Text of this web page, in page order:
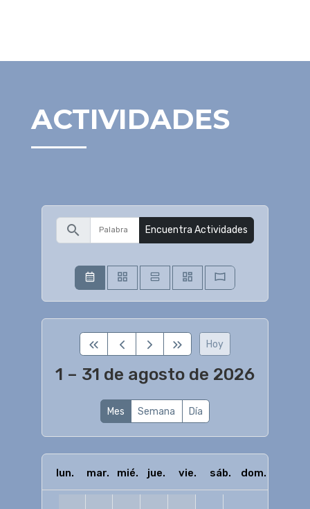
ACTIVIDADES
search Encuentra Actividades
Hoy
1 – 31 de agosto de 2026
Mes Semana Día
lun. mar. mié. jue. vie. sáb. dom.